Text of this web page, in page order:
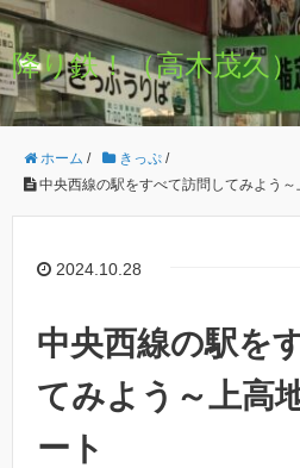
降り鉄！（高木茂久）
ホーム / きっぷ /
中央西線の駅をすべて訪問してみよう～
2024.10.28
中央西線の駅を
てみよう～上高
ート